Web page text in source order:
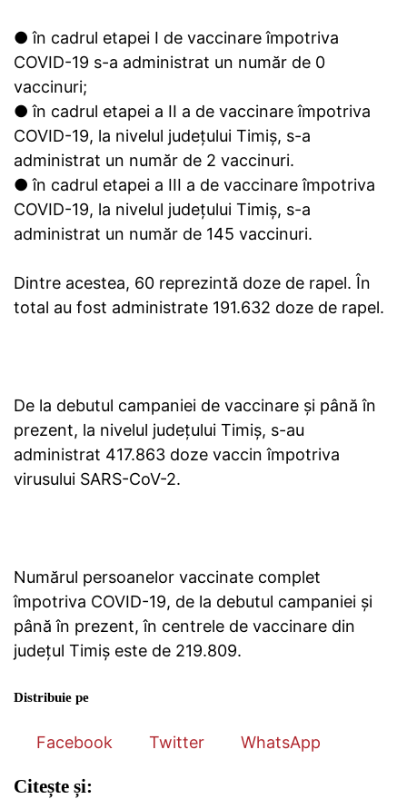
● în cadrul etapei I de vaccinare împotriva
COVID-19 s-a administrat un număr de 0
vaccinuri;
● în cadrul etapei a II a de vaccinare împotriva
COVID-19, la nivelul județului Timiș, s-a
administrat un număr de 2 vaccinuri.
● în cadrul etapei a III a de vaccinare împotriva
COVID-19, la nivelul județului Timiș, s-a
administrat un număr de 145 vaccinuri.
Dintre acestea, 60 reprezintă doze de rapel. În
total au fost administrate 191.632 doze de rapel.
De la debutul campaniei de vaccinare și până în
prezent, la nivelul județului Timiș, s-au
administrat 417.863 doze vaccin împotriva
virusului SARS-CoV-2.
Numărul persoanelor vaccinate complet
împotriva COVID-19, de la debutul campaniei și
până în prezent, în centrele de vaccinare din
județul Timiș este de 219.809.
Distribuie pe
Facebook Twitter WhatsApp
Citește și: